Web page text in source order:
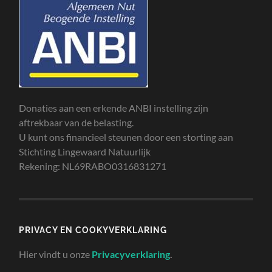
Donaties aan een erkende ANBI instelling zijn
aftrekbaar van de belasting.
U kunt ons financieel steunen door een storting aan
Stichting Lingewaard Natuurlijk
Rekening: NL69RABO0316831271
PRIVACY EN COOKYVERKLARING
Hier vindt u onze Privacyverklaring.